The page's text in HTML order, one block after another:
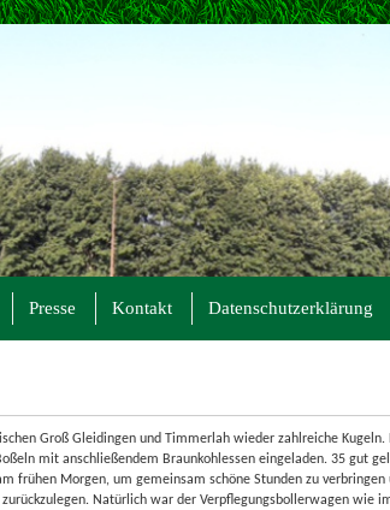
Presse Kontakt Datenschutzerklärung
Groß Gleidingen und Timmerlah wieder zahlreiche Kugeln.
mit anschließendem Braunkohlessen eingeladen. 35 gut
frühen Morgen, um gemeinsam schöne Stunden zu verbringen
Natürlich war der Verpflegungsbollerwagen wie